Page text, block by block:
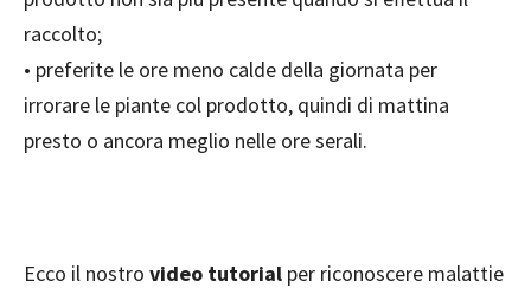
raccolto;
• preferite le ore meno calde della giornata per
irrorare le piante col prodotto, quindi di mattina
presto o ancora meglio nelle ore serali.
Ecco il nostro video tutorial per riconoscere malattie